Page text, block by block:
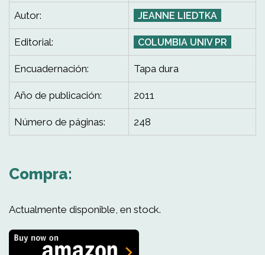
Autor: JEANNE LIEDTKA
Editorial: COLUMBIA UNIV PR
Encuadernación: Tapa dura
Año de publicación: 2011
Número de páginas: 248
Compra:
Actualmente disponible, en stock.